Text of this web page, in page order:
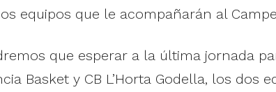
equipos que le acompañarán al
que esperar a la última jornada
Basket y CB L’Horta Godella, los dos